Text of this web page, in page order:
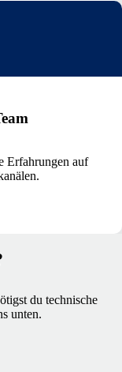
Erfahrungen auf
du technische
unten.